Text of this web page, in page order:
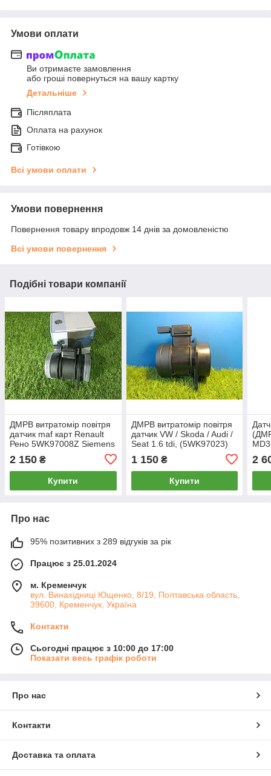
Умови оплати
Ви отримаєте замовлення
або гроші повернуться на вашу картку
Детальніше
Післяплата
Оплата на рахунок
Готівкою
Всі умови оплати
Умови повернення
Повернення товару впродовж 14 днів за домовленістю
Всі умови повернення
Подібні товари компанії
ДМРВ витратомір повітря
датчик maf карт Renault
Рено 5WK97008Z Siemens
2 150 ₴
Купити
ДМРВ витратомір повітря
датчик VW / Skoda / Audi /
Seat 1.6 tdi, (5WK97023)
1 150₴
Купити
2
Про нас
95% позитивних з 289 відгуків за рік
Працює з 25.01.2024
м. Кременчук
вул. Винахідниці Ющенко, 8/19, Полтавська область,
39600, Кременчук, Україна
Контакти
Сьогодні працює з 10:00 до 17:00
Показати весь графік роботи
Про нас
Контакти
Доставка та оплата